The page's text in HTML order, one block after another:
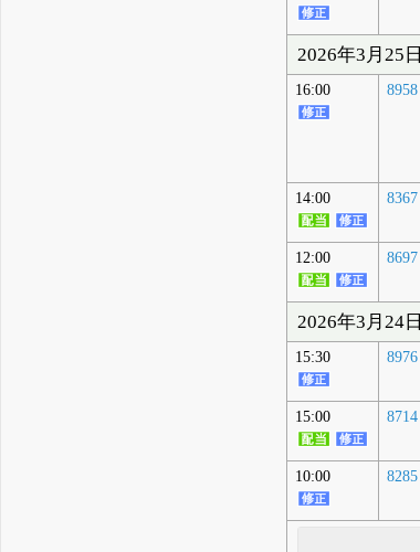
2026年3月25日
16:00 8958
14:00 8367
12:00 8697
2026年3月24日
15:30 8976
15:00 8714
10:00 8285